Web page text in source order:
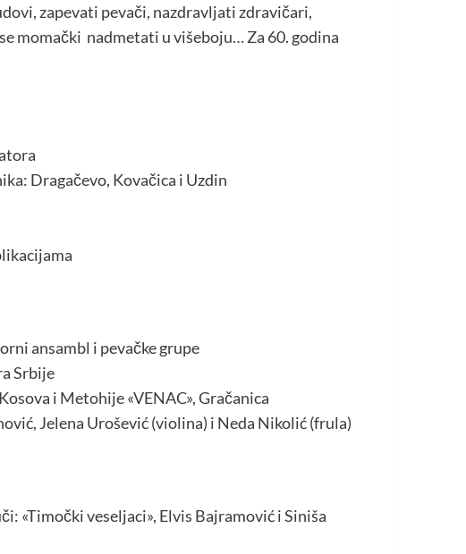
zapevati pevači, nazdravljati zdravičari,
momački nadmetati u višeboju… Za 60. godina
Dragačevo, Kovačica i Uzdin
ansambl i pevačke grupe
Srbije
i Metohije «VENAC», Gračanica
Jelena Urošević (violina) i Neda Nikolić (frula)
«Timočki veseljaci», Elvis Bajramović i Siniša